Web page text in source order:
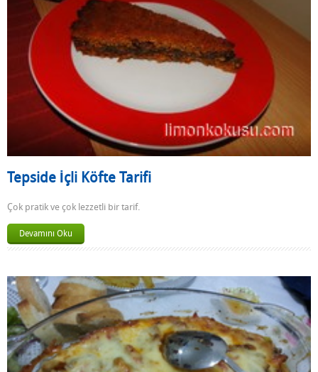
Tepside İçli Köfte Tarifi
Çok pratik ve çok lezzetli bir tarif.
Devamını Oku